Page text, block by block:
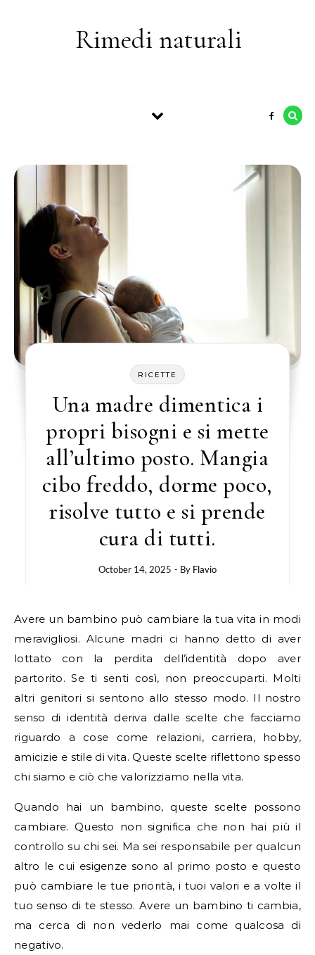
Rimedi naturali
RICETTE
Una madre dimentica i
propri bisogni e si mette
all’ultimo posto. Mangia
cibo freddo, dorme poco,
risolve tutto e si prende
cura di tutti.
October 14, 2025 - By Flavio
Avere un bambino può cambiare la tua vita in modi
meravigliosi. Alcune madri ci hanno detto di aver
lottato con la perdita dell’identità dopo aver
partorito. Se ti senti così, non preoccuparti. Molti
altri genitori si sentono allo stesso modo. Il nostro
senso di identità deriva dalle scelte che facciamo
riguardo a cose come relazioni, carriera, hobby,
amicizie e stile di vita. Queste scelte riflettono spesso
chi siamo e ciò che valorizziamo nella vita.
Quando hai un bambino, queste scelte possono
cambiare. Questo non significa che non hai più il
controllo su chi sei. Ma sei responsabile per qualcun
altro le cui esigenze sono al primo posto e questo
può cambiare le tue priorità, i tuoi valori e a volte il
tuo senso di te stesso. Avere un bambino ti cambia,
ma cerca di non vederlo mai come qualcosa di
negativo.